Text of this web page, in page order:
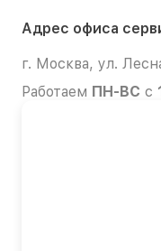
Адрес офиса
г. Москва, ул.
Работаем ПН-ВС с